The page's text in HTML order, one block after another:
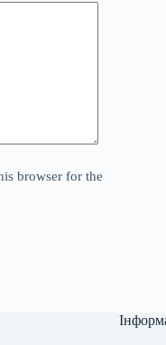
browser for the